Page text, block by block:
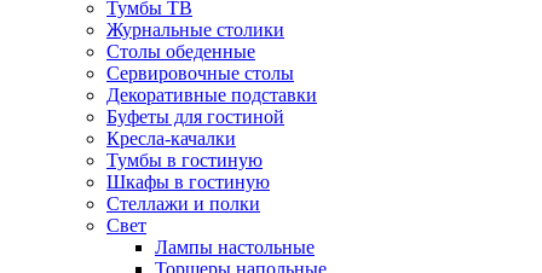
Тумбы ТВ
Журнальные столики
Столы обеденные
Сервировочные столы
Декоративные подставки
Буфеты для гостиной
Кресла-качалки
Тумбы в гостиную
Шкафы в гостиную
Стеллажи и полки
Свет
Лампы настольные
Торшеры напольные